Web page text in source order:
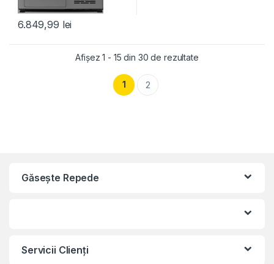
6.849,99 lei
Afișez 1 - 15 din 30 de rezultate
1 2
Găseşte Repede
Servicii Clienţi